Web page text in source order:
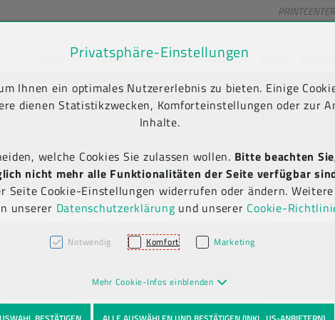
springen [AK + 2]
[AK + 5]
PRINTCENTER
NACHHALTIGKEIT UNTERNEHMEN
Kauf auf Rechnung
(B2B)
Newsletter-Anmeldung
Privatsphäre-Einstellungen
Ihnen ein optimales Nutzererlebnis zu bieten. Einige
dienen Statistikzwecken, Komforteinstellungen oder zur
Inhalte.
welche Cookies Sie zulassen wollen. Bitte beachten
nicht mehr alle Funktionalitäten der Seite verfügbar
Seite Cookie-Einstellungen widerrufen oder ändern.
unserer Datenschutzerklärung und unserer Cookie-
Notwendig Komfort Marketing
Mehr Cookie-Infos einblenden